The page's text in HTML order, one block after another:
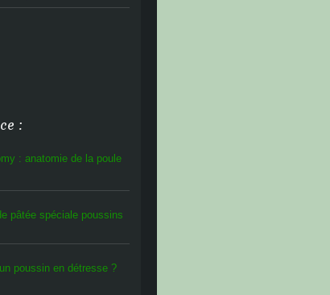
:
: anatomie de la poule
pâtée spéciale poussins
poussin en détresse ?